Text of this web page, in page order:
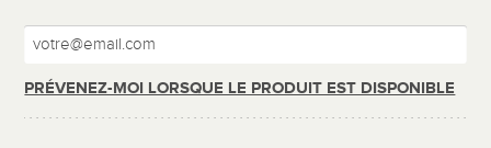
PRÉVENEZ-MOI LORSQUE LE PRODUIT EST DISPONIBLE